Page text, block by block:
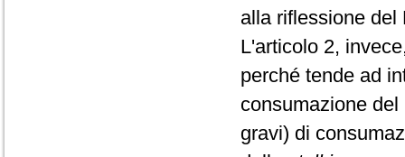
alla riflessione del
L'articolo 2,
perché tende ad
consumazione
gravi) di